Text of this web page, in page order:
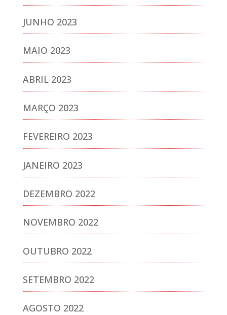
JUNHO 2023
MAIO 2023
ABRIL 2023
MARÇO 2023
FEVEREIRO 2023
JANEIRO 2023
DEZEMBRO 2022
NOVEMBRO 2022
OUTUBRO 2022
SETEMBRO 2022
AGOSTO 2022